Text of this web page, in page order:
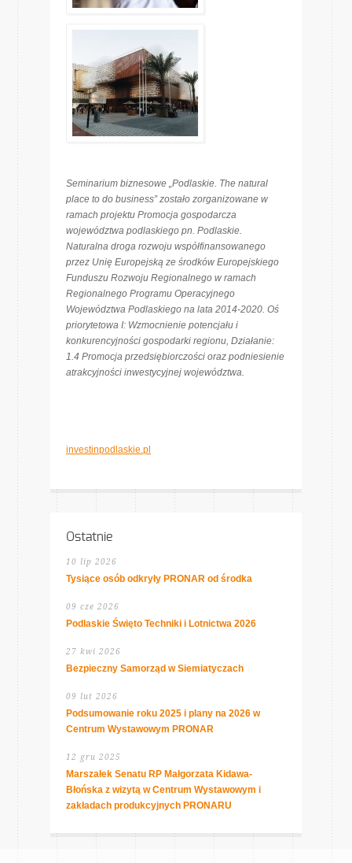
Seminarium biznesowe „Podlaskie. The natural
place to do business” zostało zorganizowane w
ramach projektu Promocja gospodarcza
województwa podlaskiego pn. Podlaskie.
Naturalna droga rozwoju współfinansowanego
przez Unię Europejską ze środków Europejskiego
Funduszu Rozwoju Regionalnego w ramach
Regionalnego Programu Operacyjnego
Województwa Podlaskiego na lata 2014-2020. Oś
priorytetowa I: Wzmocnienie potencjału i
konkurencyjności gospodarki regionu, Działanie:
1.4 Promocja przedsiębiorczości oraz podniesienie
atrakcyjności inwestycyjnej województwa.
investinpodlaskie.pl
Ostatnie
10 lip 2026
Tysiące osób odkryły PRONAR od środka
09 cze 2026
Podlaskie Święto Techniki i Lotnictwa 2026
27 kwi 2026
Bezpieczny Samorząd w Siemiatyczach
09 lut 2026
Podsumowanie roku 2025 i plany na 2026 w
Centrum Wystawowym PRONAR
12 gru 2025
Marszałek Senatu RP Małgorzata Kidawa-
Błońska z wizytą w Centrum Wystawowym i
zakładach produkcyjnych PRONARU